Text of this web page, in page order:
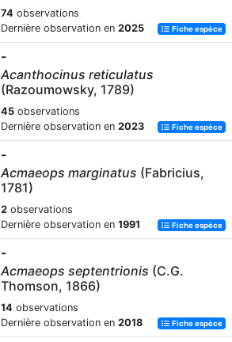
74 observations
Dernière observation en 2025 Fiche espèce
-
Acanthocinus reticulatus
(Razoumowsky, 1789)
45 observations
Dernière observation en 2023 Fiche espèce
-
Acmaeops marginatus (Fabricius,
1781)
2 observations
Dernière observation en 1991 Fiche espèce
-
Acmaeops septentrionis (C.G.
Thomson, 1866)
14 observations
Dernière observation en 2018 Fiche espèce